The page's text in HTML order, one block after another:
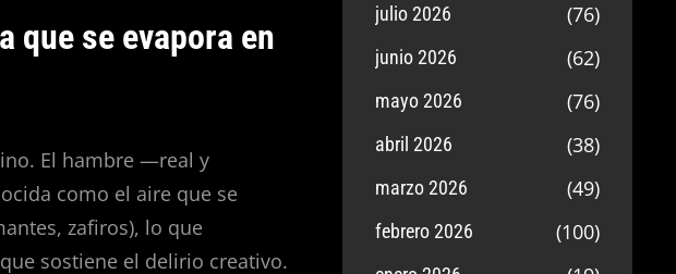
que se evapora en
El hambre —real y
como el aire que se
zafiros), lo que
sostiene el delirio creativo.
julio 2026 (76)
junio 2026 (62)
mayo 2026 (76)
abril 2026 (38)
marzo 2026 (49)
febrero 2026 (100)